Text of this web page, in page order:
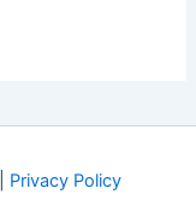
Privacy Policy